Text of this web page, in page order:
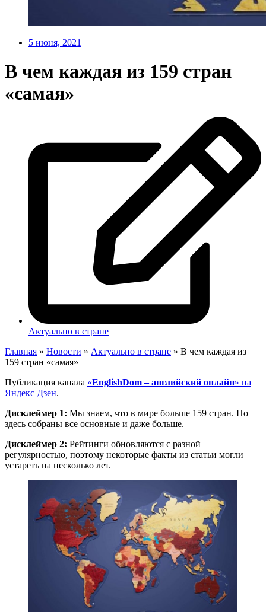
5 июня, 2021
В чем каждая из 159 стран
«самая»
Актуально в стране
Главная » Новости » Актуально в стране » В чем каждая из
159 стран «самая»
Публикация канала «EnglishDom – английский онлайн» на
Яндекс Дзен.
Дисклеймер 1: Мы знаем, что в мире больше 159 стран. Но
здесь собраны все основные и даже больше.
Дисклеймер 2: Рейтинги обновляются с разной
регулярностью, поэтому некоторые факты из статьи могли
устареть на несколько лет.